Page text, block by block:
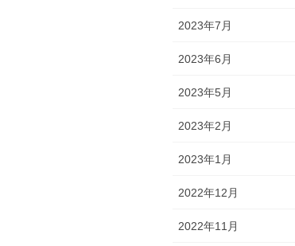
2023年7月
2023年6月
2023年5月
2023年2月
2023年1月
2022年12月
2022年11月